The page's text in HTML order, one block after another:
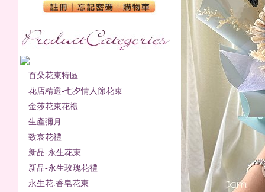
百朵花束特區
花店精選-七夕情人節花束
金莎花束花禮
生產彌月
致哀花禮
新品-永生花束
新品-永生玫瑰花禮
永生花.香皂花束